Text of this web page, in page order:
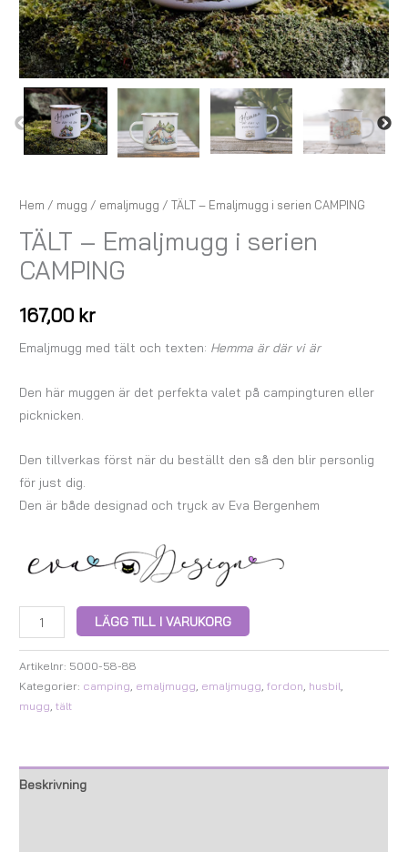
Hem / mugg / emaljmugg / TÄLT – Emaljmugg i serien CAMPING
TÄLT – Emaljmugg i serien
CAMPING
167,00 kr
Emaljmugg med tält och texten: Hemma är där vi är
Den här muggen är det perfekta valet på campingturen eller
picknicken.
Den tillverkas först när du beställt den så den blir personlig
för just dig.
Den är både designad och tryck av Eva Bergenhem
LÄGG TILL I VARUKORG
Artikelnr: 5000-58-88
Kategorier: camping, emaljmugg, emaljmugg,fordon, husbil,
mugg,tält
Beskrivning